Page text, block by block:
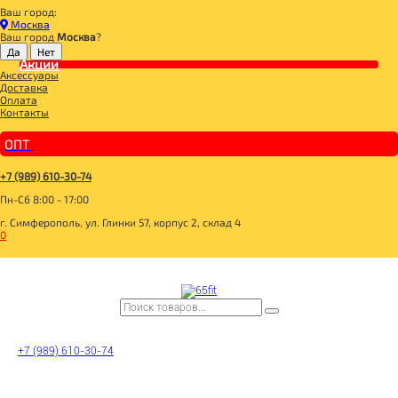
Ваш город:
Москва
Ваш город Москва?
Акции
Аксессуары
Доставка
Оплата
Контакты
ОПТ
+7 (989) 610-30-74
Пн-Сб 8:00 - 17:00
г. Симферополь, ул. Глинки 57, корпус 2, склад 4
0
+7 (989) 610-30-74
Главная
BOMBBAR, CHIKALAB, SNAQ FABRIQ
BOMBBAR, CHIKALAB, SNAQ FABRIQ
__3 SKU 3+1 с 20.07.-31.07.26
BOMBBAR Вафли с начинкой
__20 SKU 2+1 с 07.05.-31.05.26
_BOMBBAR PRO Milk МОЛОКО МАРКИРОВАННОЕ
__20 SKU 2+1 с 28.01.-18.02.26+31.03.26+30.04.26
SNAQ FABRIQ Конфеты Qwikler minis
BOMBBAR Пирожное протеиновое
BOMBBAR EAA Pro
BOMBBAR Изотоник Pro
BOMBBAR Гейнер Pro